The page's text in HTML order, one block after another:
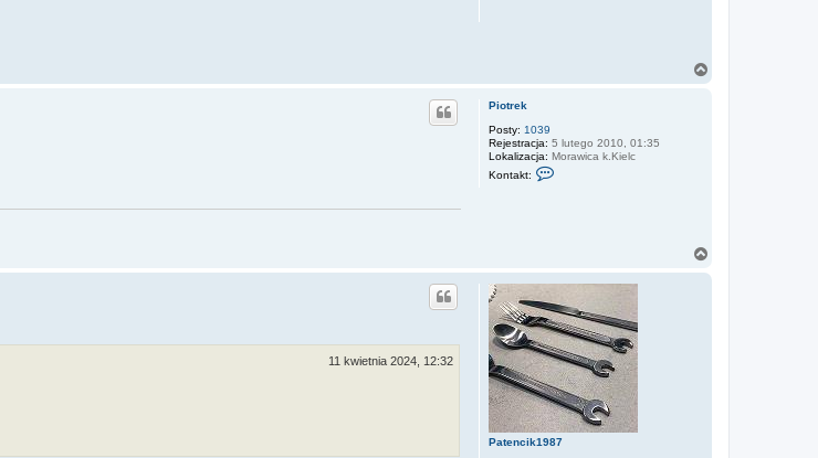
Piotrek
Posty: 1039
Rejestracja: 5 lutego 2010, 01:35
Lokalizacja: Morawica k.Kielc
Kontakt:
u
j
i
ę
z
P
i
o
t
r
e
k
Patencik1987
11 kwietnia 2024, 12:32